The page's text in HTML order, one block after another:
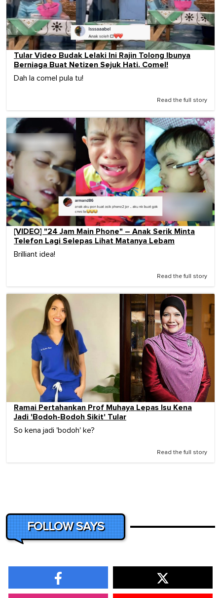
Tular Video Budak Lelaki Ini Rajin Tolong Ibunya
Berniaga Buat Netizen Sejuk Hati. Comel!
Dah la comel pula tu!
Read the full story
[VIDEO] "24 Jam Main Phone" – Anak Serik Minta
Telefon Lagi Selepas Lihat Matanya Lebam
Brilliant idea!
Read the full story
Ramai Pertahankan Prof Muhaya Lepas Isu Kena
Jadi 'Bodoh-Bodoh Sikit' Tular
So kena jadi 'bodoh' ke?
Read the full story
FOLLOW SAYS